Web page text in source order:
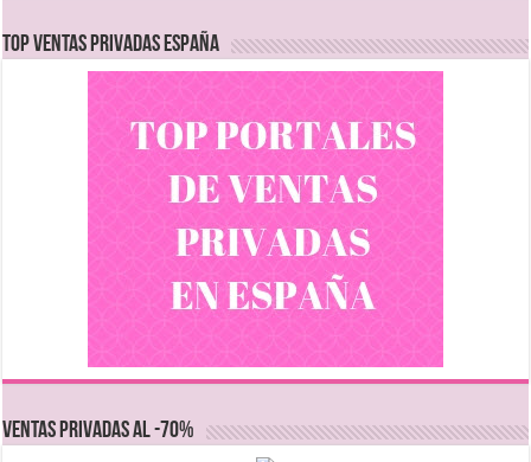
TOP VENTAS PRIVADAS ESPAÑA
VENTAS PRIVADAS AL -70%